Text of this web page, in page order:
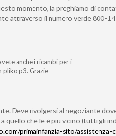
momento, la preghiamo di
attraverso il numero verde 800-
anche i ricambi per i
pliko p3. Grazie
Deve rivolgersi al negoziante
quello che le è più vicino (tutti gli
primainfanzia-sito/assistenza-